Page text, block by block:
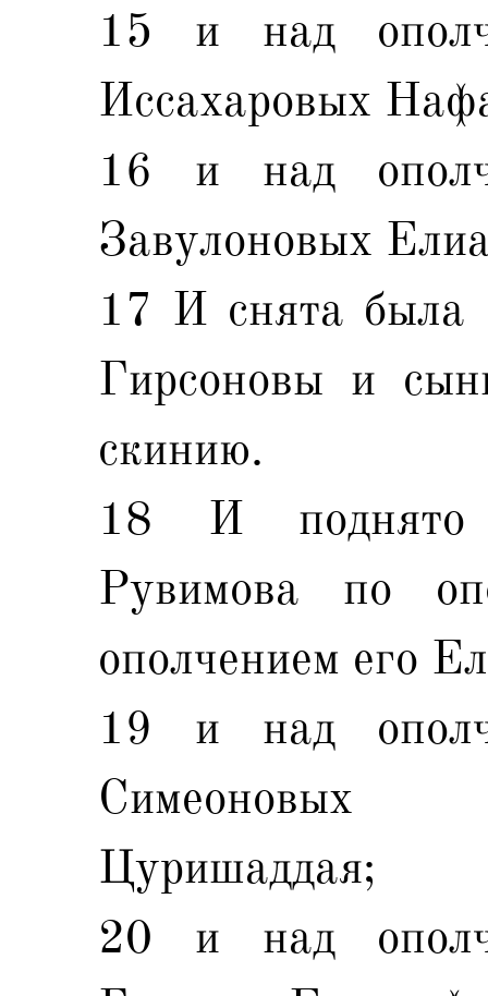
15 и над
Иссахаровых
16 и над
Завулоновых
17 И снята
Гирсоновы и
скинию.
18 И поднято
Рувимова по
ополчением его
19 и над
Цуришаддая;
20 и над